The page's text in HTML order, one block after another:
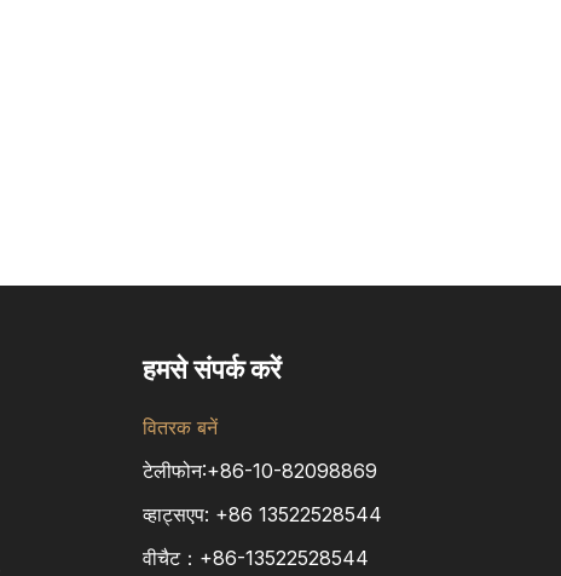
हमसे संपर्क करें
वितरक बनें
टेलीफोन:+86-10-82098869
व्हाट्सएप: +86 13522528544
वीचैट：+86-13522528544